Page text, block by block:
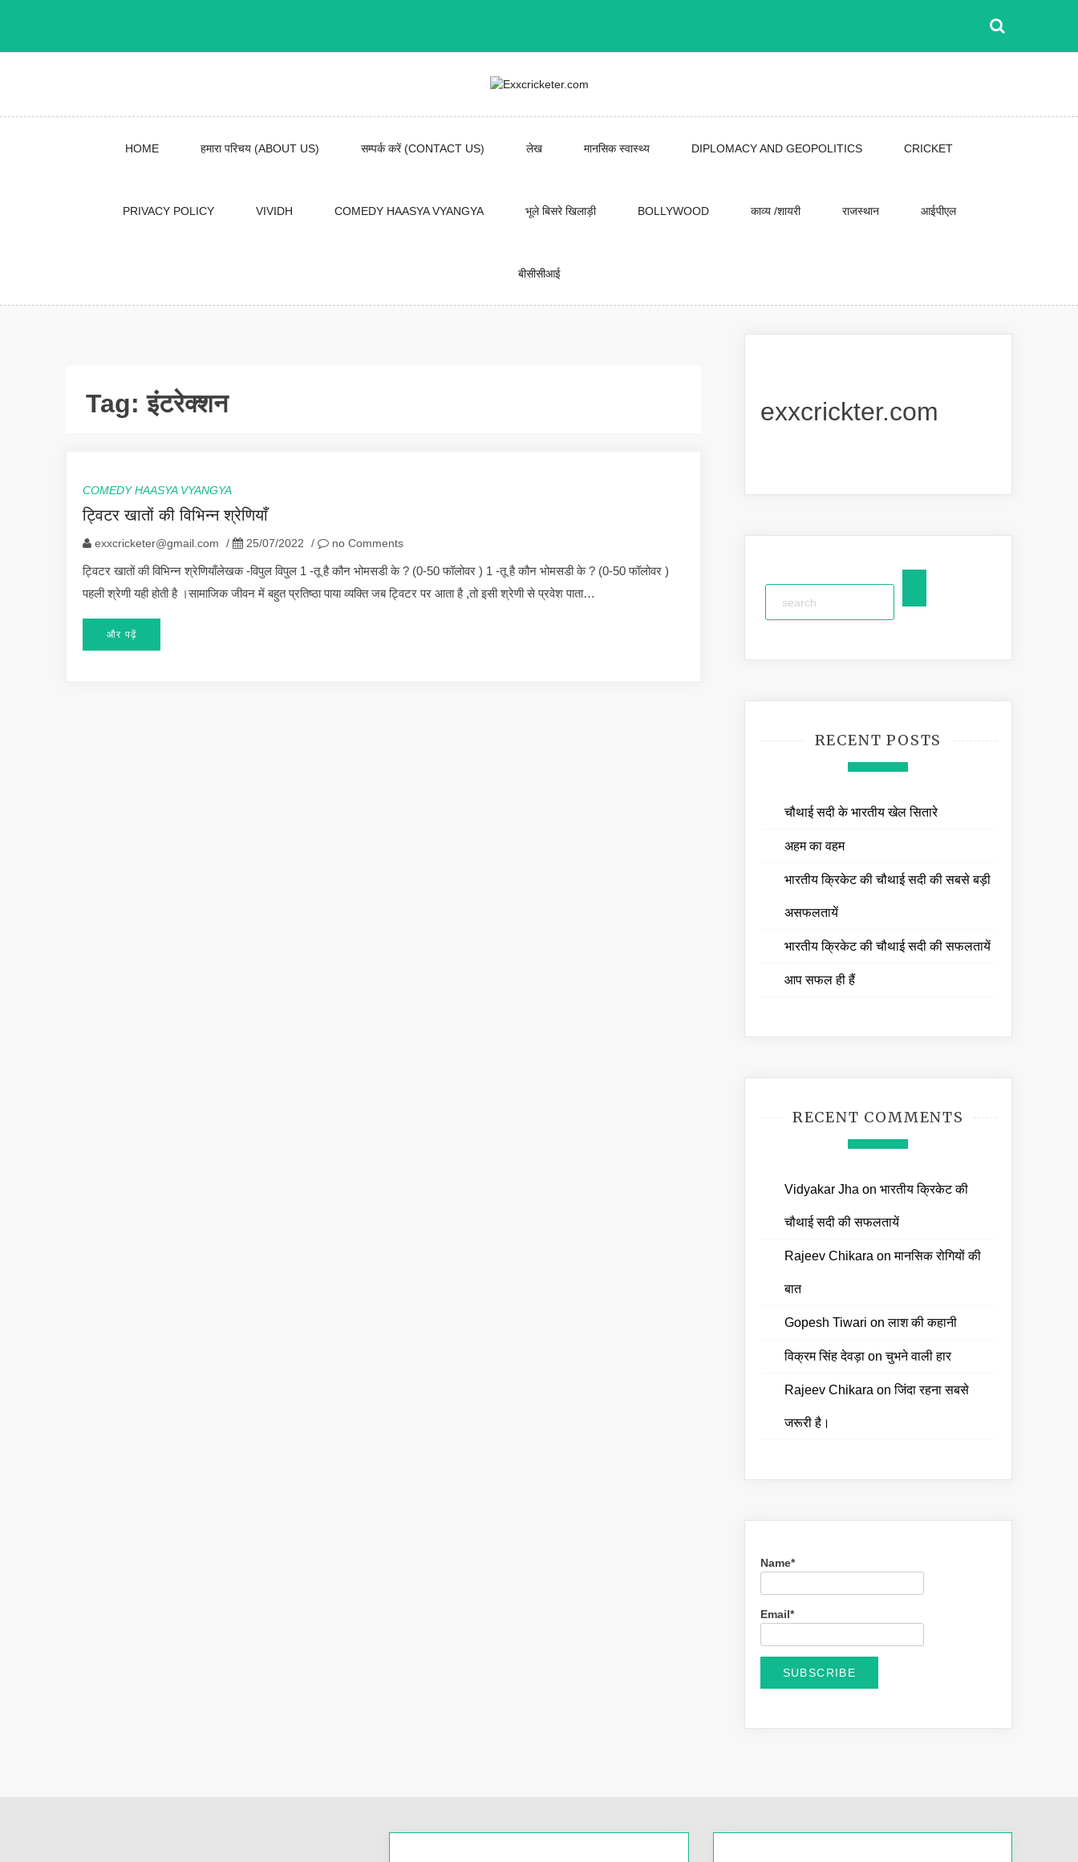
HOME हमारा परिचय (ABOUT US) सम्पर्क करें (CONTACT US) लेख मानसिक स्वास्थ्य DIPLOMACY AND GEOPOLITICS CRICKET
PRIVACY POLICY VIVIDH COMEDY HAASYA VYANGYA भूले बिसरे खिलाड़ी BOLLYWOOD काव्य /शायरी राजस्थान आईपीएल
बीसीसीआई
Tag:इंटरेक्शन
COMEDY HAASYA VYANGYA
ट्विटर खातों की विभिन्न श्रेणियाँ
exxcricketer@gmail.com / 25/07/2022 / no Comments
ट्विटर खातों की विभिन्न श्रेणियाँलेखक -विपुल विपुल 1 -तू है कौन भोमसडी के ? (0-50 फॉलोवर ) 1 -तू है कौन भोमसडी के ? (0-50 फॉलोवर )
पहली श्रेणी यही होती है ।सामाजिक जीवन में बहुत प्रतिष्ठा पाया व्यक्ति जब ट्विटर पर आता है ,तो इसी श्रेणी से प्रवेश पाता…
और पढ़ें
exxcrickter.com
RECENT POSTS
चौथाई सदी के भारतीय खेल सितारे
अहम का वहम
भारतीय क्रिकेट की चौथाई सदी की सबसे बड़ी
असफलतायें
भारतीय क्रिकेट की चौथाई सदी की सफलतायें
आप सफल ही हैं
RECENT COMMENTS
Vidyakar Jha on भारतीय क्रिकेट की
चौथाई सदी की सफलतायें
Rajeev Chikara onमानसिक रोगियों की
बात
Gopesh Tiwari onलाश की कहानी
विक्रम सिंह देवड़ाonचुभने वाली हार
Rajeev Chikara onजिंदा रहना सबसे
जरूरी है।
Name*
Email*